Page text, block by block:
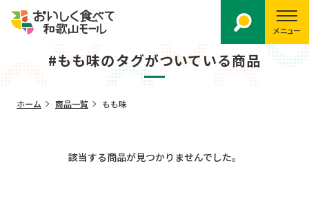
メニュー
#もも味のタグがついている商品
ホーム 商品一覧 もも味
該当する商品が見つかりませんでした。